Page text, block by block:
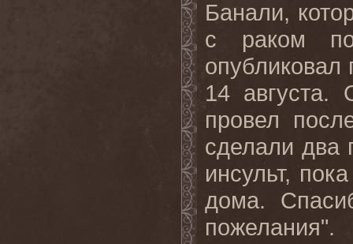
Банали,
с раком
опубликовал
14 августа.
провел
сделали два
инсульт,
дома.
пожелания".